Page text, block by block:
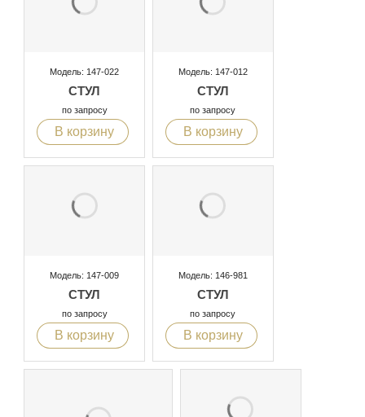
Модель: 147-022
СТУЛ
по запросу
В корзину
Модель: 147-012
СТУЛ
по запросу
В корзину
Модель: 147-009
СТУЛ
по запросу
В корзину
Модель: 146-981
СТУЛ
по запросу
В корзину